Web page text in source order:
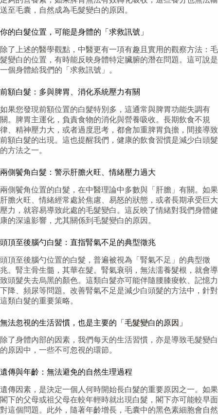
送至毛囊，自然成為毛髮變白的原因。
你的白髮位置，可能是身體的「求救訊號」
除了上述的醫學觀點，中醫更有一項有趣且實用的觀察方法：毛
髮變白的位置，有時能反映身體特定臟腑的潛在問題。這可說是
一個身體給我們的「求救訊號」。
前額白髮：多與脾胃、消化系統壓力有關
如果您發現前額位置的白髮特別多，這通常與脾胃功能失調有
關。脾胃主運化，負責食物的消化與營養吸收。長期飲食不規
律、精神壓力大，或者過度思考，都會加重脾胃負擔，間接導致
前額白髮的出現。這也提醒我們，健康的飲食習慣是減少白頭髮
的方法之一。
兩側鬢角白髮：警示肝膽火旺、情緒壓力過大
兩側鬢角位置的白髮，在中醫理論中多數與「肝膽」有關。如果
肝膽火旺、情緒經常處於焦慮、易怒的狀態，或者長期承受巨大
壓力，就容易導致此處的毛髮變白。這反映了情緒對我們身體健
康的深遠影響，尤其關係到毛髮變白的原因。
頭頂至後腦勺白髮：直指腎氣不足的典型徵兆
頭頂至後腦勺位置的白髮，普遍被視為「腎氣不足」的典型徵
兆。腎主骨生髓，其華在髮。腎氣衰弱，無法濡養髮根，就會導
致頭髮失去烏黑的顏色。這類白髮亦可能伴隨腰膝痠軟、記憶力
下降、頻尿等問題。改善腎氣不足是減少白頭髮的方法中，針對
這類白髮的重要策略。
無法忽視的生活習慣，也是主要的「毛髮變白的原因」
除了身體內部的因素，我們每天的生活習慣，亦是導致毛髮變白
的原因中，一些不可忽視的環節。
遺傳與年齡：無法避免的自然生理過程
遺傳因素，是決定一個人何時開始長白髮的重要原因之一。如果
閣下的父母或祖父母在較年輕時就出現白髮，閣下亦可能較早面
對這個問題。此外，隨著年齡增長，毛囊中的黑色素細胞會自然